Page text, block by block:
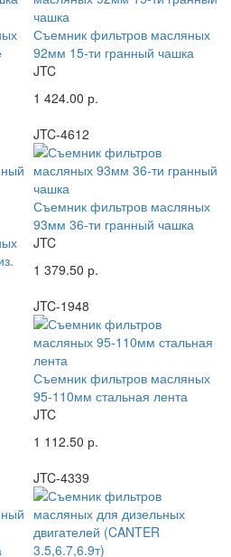
Съемник фильтров масляных
92мм 15-ти гранный чашка
JTC
1 424.00 р.
JTC-4612
Съемник фильтров масляных
93мм 36-ти гранный чашка
JTC
1 379.50 р.
JTC-1948
Съемник фильтров масляных
95-110мм стальная лента
JTC
1 112.50 р.
JTC-4339